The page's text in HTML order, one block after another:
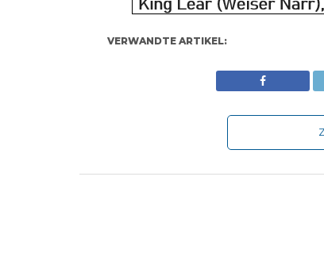
VERWANDTE ARTIKEL: